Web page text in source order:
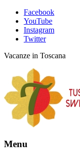
Facebook
YouTube
Instagram
Twitter
Vacanze in Toscana
Menu